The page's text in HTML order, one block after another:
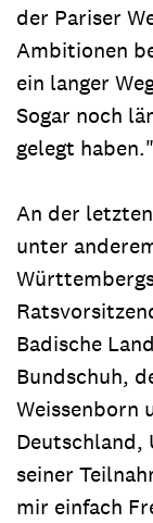
der Pariser
Ambitionen
ein langer
Sogar noch
gelegt haben."
An der
unter
Badische
Bundschuh,
Weissenborn
Deutschland,
seiner
mir einfach